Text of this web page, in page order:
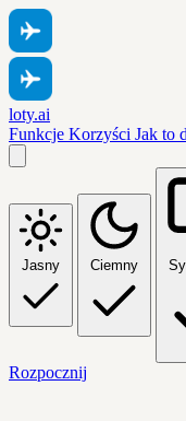
loty.ai
Funkcje Korzyści Jak to
Jasny Ciemny
Rozpocznij